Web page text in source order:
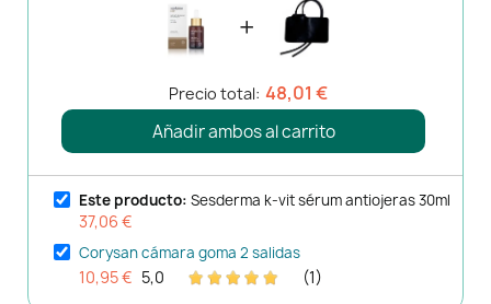
+
Precio total: 48,01 €
Añadir ambos al carrito
Este producto: Sesderma k-vit sérum antiojeras 30ml
37,06 €
Corysan cámara goma 2 salidas
10,95 € 5,0 (1)